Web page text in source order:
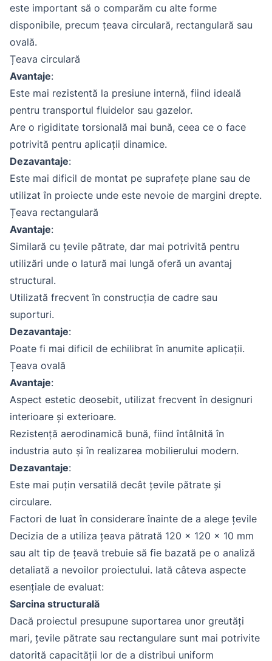
este important să o comparăm cu alte forme
disponibile, precum țeava circulară, rectangulară sau
ovală.
Țeava circulară
Avantaje:
Este mai rezistentă la presiune internă, fiind ideală
pentru transportul fluidelor sau gazelor.
Are o rigiditate torsională mai bună, ceea ce o face
potrivită pentru aplicații dinamice.
Dezavantaje:
Este mai dificil de montat pe suprafețe plane sau de
utilizat în proiecte unde este nevoie de margini drepte.
Țeava rectangulară
Avantaje:
Similară cu țevile pătrate, dar mai potrivită pentru
utilizări unde o latură mai lungă oferă un avantaj
structural.
Utilizată frecvent în construcția de cadre sau
suporturi.
Dezavantaje:
Poate fi mai dificil de echilibrat în anumite aplicații.
Țeava ovală
Avantaje:
Aspect estetic deosebit, utilizat frecvent în designuri
interioare și exterioare.
Rezistență aerodinamică bună, fiind întâlnită în
industria auto și în realizarea mobilierului modern.
Dezavantaje:
Este mai puțin versatilă decât țevile pătrate și
circulare.
Factori de luat în considerare înainte de a alege țevile
Decizia de a utiliza țeava pătrată 120 x 120 x 10 mm
sau alt tip de țeavă trebuie să fie bazată pe o analiză
detaliată a nevoilor proiectului. Iată câteva aspecte
esențiale de evaluat:
Sarcina structurală
Dacă proiectul presupune suportarea unor greutăți
mari, țevile pătrate sau rectangulare sunt mai potrivite
datorită capacității lor de a distribui uniform